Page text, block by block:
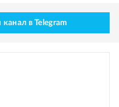
в Telegram